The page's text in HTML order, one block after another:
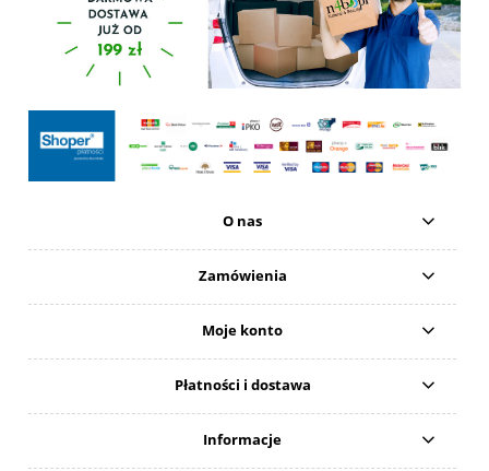
O nas
Zamówienia
Moje konto
Płatności i dostawa
Informacje